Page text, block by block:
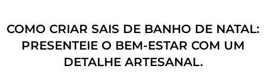
COMO CRIAR SAIS DE BANHO DE NATAL:
PRESENTEIE O BEM-ESTAR COM UM
DETALHE ARTESANAL.